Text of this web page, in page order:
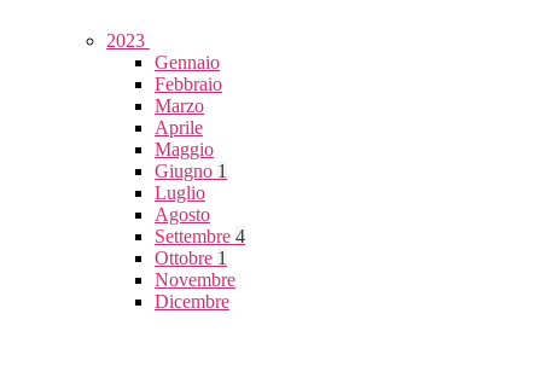
2023
Gennaio
Febbraio
Marzo
Aprile
Maggio
Giugno 1
Luglio
Agosto
Settembre 4
Ottobre 1
Novembre
Dicembre